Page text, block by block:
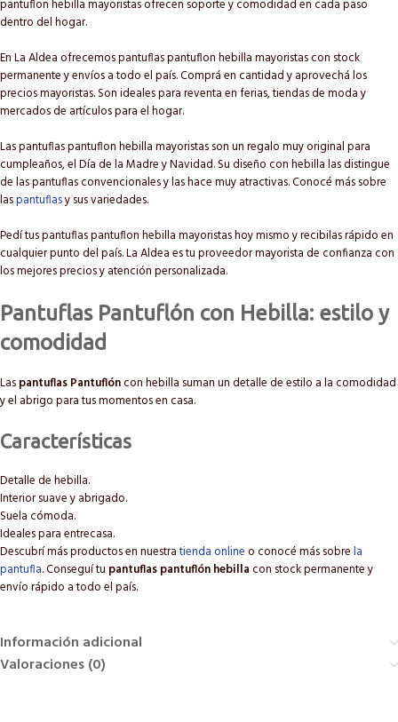
pantuflon hebilla mayoristas ofrecen soporte y comodidad en cada paso
dentro del hogar.
En La Aldea ofrecemos pantuflas pantuflon hebilla mayoristas con stock
permanente y envíos a todo el país. Comprá en cantidad y aprovechá los
precios mayoristas. Son ideales para reventa en ferias, tiendas de moda y
mercados de artículos para el hogar.
Las pantuflas pantuflon hebilla mayoristas son un regalo muy original para
cumpleaños, el Día de la Madre y Navidad. Su diseño con hebilla las distingue
de las pantuflas convencionales y las hace muy atractivas. Conocé más sobre
laspantuflasy sus variedades.
Pedí tus pantuflas pantuflon hebilla mayoristas hoy mismo y recibilas rápido en
cualquier punto del país. La Aldea es tu proveedor mayorista de confianza con
los mejores precios y atención personalizada.
Pantuflas Pantuflón con Hebilla: estilo y
comodidad
Laspantuflas Pantuflóncon hebilla suman un detalle de estilo a la comodidad
y el abrigo para tus momentos en casa.
Características
Detalle de hebilla.
Interior suave y abrigado.
Suela cómoda.
Ideales para entrecasa.
Descubrí más productos en nuestratienda online o conocé más sobrela
pantufla. Conseguí tu pantuflas pantuflón hebilla con stock permanente y
envío rápido a todo el país.
Información adicional
Valoraciones (0)